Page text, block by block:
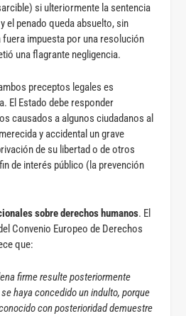
si ulteriormente la sentencia
el penado queda absuelto, sin
fuera impuesta por una resolución
una flagrante negligencia.
preceptos legales es
El Estado debe responder
causados a algunos ciudadanos al
y accidental un grave
de su libertad o de otros
de interés público (la prevención
sobre derechos humanos. El
Convenio Europeo de Derechos
que:
firme resulte posteriormente
haya concedido un indulto, porque
con posterioridad demuestre